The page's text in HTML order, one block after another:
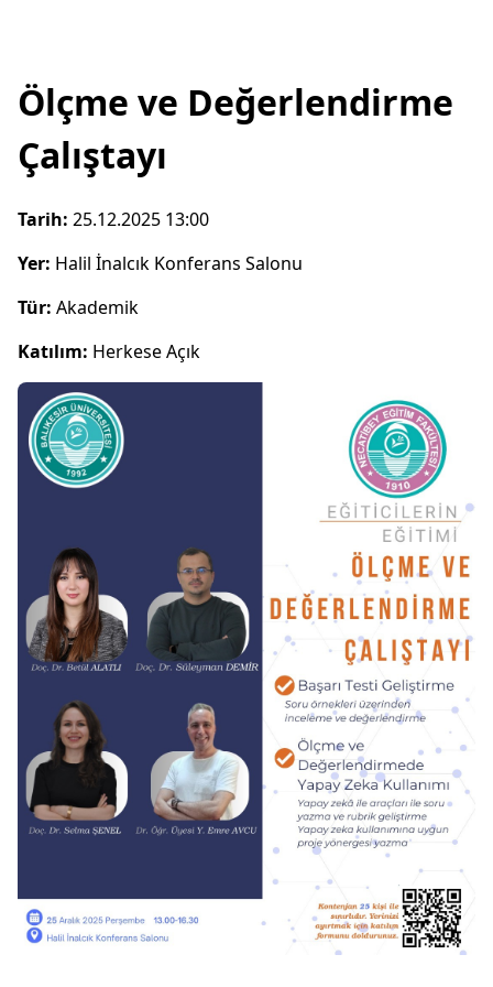
Ölçme ve Değerlendirme
Çalıştayı
Tarih: 25.12.2025 13:00
Yer: Halil İnalcık Konferans Salonu
Tür: Akademik
Katılım: Herkese Açık